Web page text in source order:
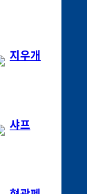
지우개
샤프